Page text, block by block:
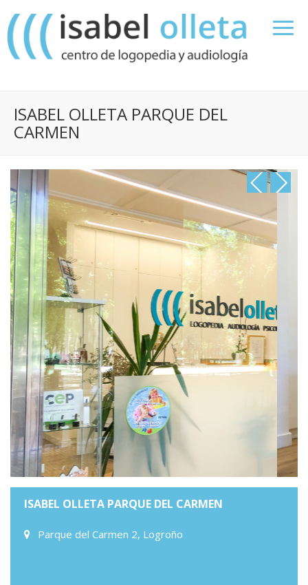
ISABEL OLLETA PARQUE DEL
CARMEN
ISABEL OLLETA PARQUE DEL CARMEN
Parque del Carmen 2, Logroño